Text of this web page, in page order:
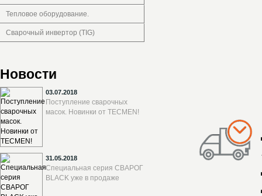
Тепловое оборудование.
Сварочный инвертор (TIG)
Новости
03.07.2018
Поступление сварочных
масок. Новинки от TECMEN!
31.05.2018
Специальная серия СВАРОГ
BLACK уже в продаже